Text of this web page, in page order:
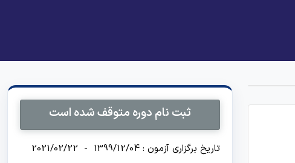
ثبت نام دوره متوقف شده است
تاریخ برگزاری آزمون : 1399/12/04 - 2021/02/22